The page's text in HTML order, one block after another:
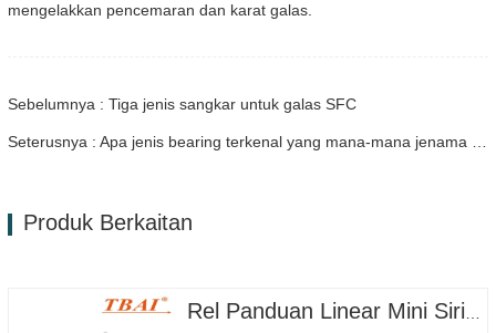
mengelakkan pencemaran dan karat galas.
Sebelumnya : Tiga jenis sangkar untuk galas SFC
Produk Berkaitan